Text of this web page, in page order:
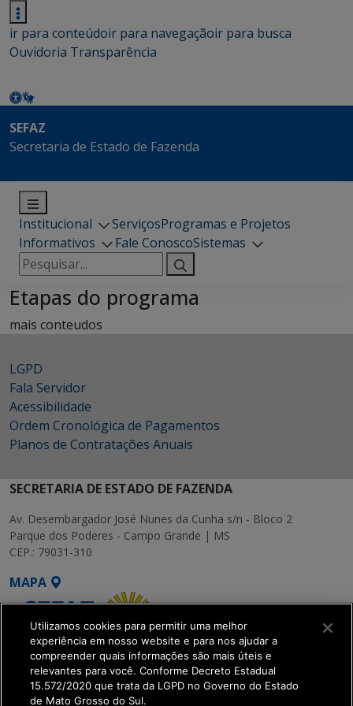
ir para conteúdoir para navegaçãoir para busca
Ouvidoria Transparência
SEFAZ
Secretaria de Estado de Fazenda
Institucional ServiçosProgramas e Projetos
Informativos
Fale ConoscoSistemas
Pesquisar
por:
Etapas do programa
mais conteudos
LGPD
Fala Servidor
Acessibilidade
Ordem Cronológica de Pagamentos
Planos de Contratações Anuais
SECRETARIA DE ESTADO DE FAZENDA
Av. Desembargador José Nunes da Cunha s/n - Bloco 2
Parque dos Poderes - Campo Grande | MS
CEP.: 79031-310
MAPA
SETDIG | Secretaria-
Utilizamos cookies para permitir uma melhor
experiência em nosso website e para nos ajudar a
compreender quais informações são mais úteis e
relevantes para você. Conforme Decreto Estadual
15.572/2020 que trata da LGPD no Governo do Estado
de Mato Grosso do Sul.